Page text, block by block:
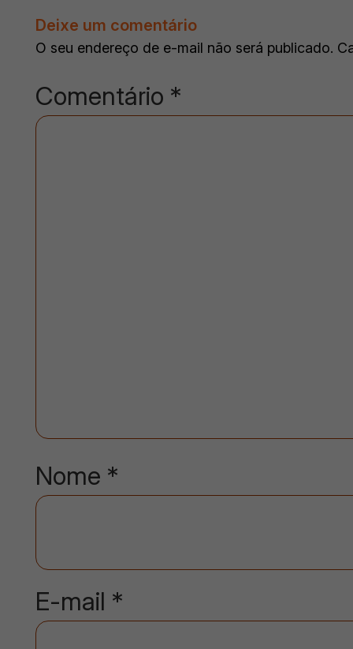
Deixe um comentário
O seu endereço de e-mail não será publicado.
Comentário *
Nome *
E-mail *